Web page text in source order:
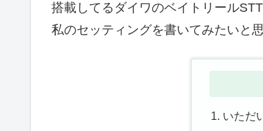
搭載してるダイワのベイトリール
私のセッティングを書いてみたいと思
いただ